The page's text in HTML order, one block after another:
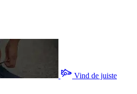
Vind de juiste